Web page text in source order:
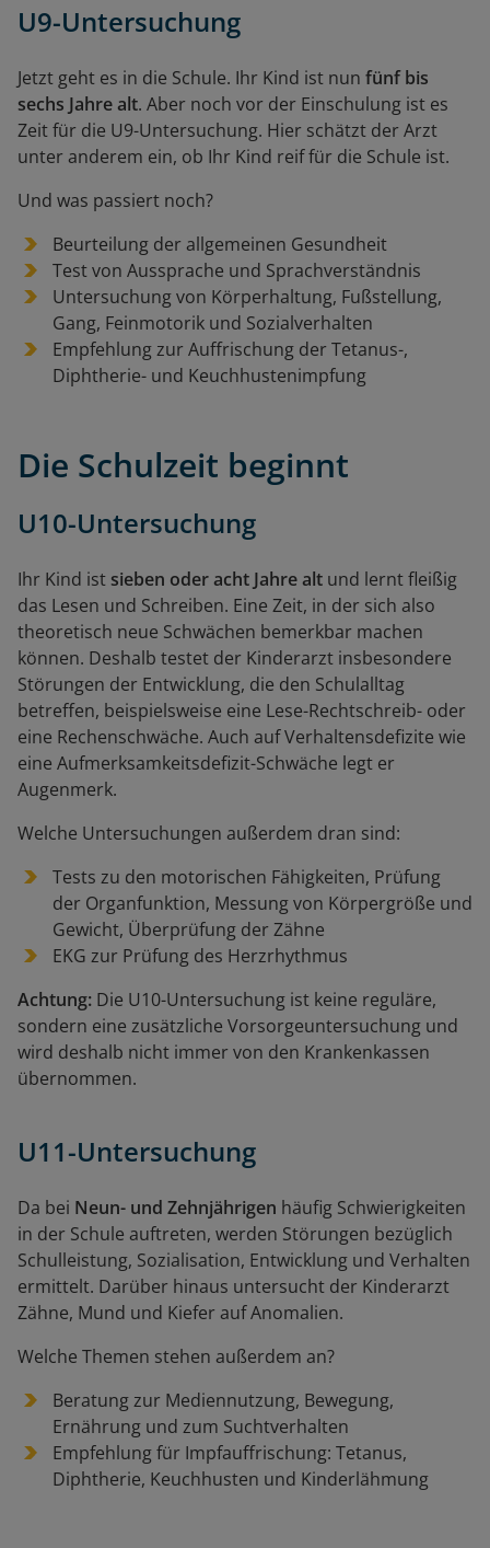
U9-Untersuchung
Jetzt geht es in die Schule. Ihr Kind ist nun fünf bis
sechs Jahre alt. Aber noch vor der Einschulung ist es
Zeit für die U9-Untersuchung. Hier schätzt der Arzt
unter anderem ein, ob Ihr Kind reif für die Schule ist.
Und was passiert noch?
Beurteilung der allgemeinen Gesundheit
Test von Aussprache und Sprachverständnis
Untersuchung von Körperhaltung, Fußstellung,
Gang, Feinmotorik und Sozialverhalten
Empfehlung zur Auffrischung der Tetanus-,
Diphtherie- und Keuchhustenimpfung
Die Schulzeit beginnt
U10-Untersuchung
Ihr Kind ist sieben oder acht Jahre alt und lernt fleißig
das Lesen und Schreiben. Eine Zeit, in der sich also
theoretisch neue Schwächen bemerkbar machen
können. Deshalb testet der Kinderarzt insbesondere
Störungen der Entwicklung, die den Schulalltag
betreffen, beispielsweise eine Lese-Rechtschreib- oder
eine Rechenschwäche. Auch auf Verhaltensdefizite wie
eine Aufmerksamkeitsdefizit-Schwäche legt er
Augenmerk.
Welche Untersuchungen außerdem dran sind:
Tests zu den motorischen Fähigkeiten, Prüfung
der Organfunktion, Messung von Körpergröße und
Gewicht, Überprüfung der Zähne
EKG zur Prüfung des Herzrhythmus
Achtung: Die U10-Untersuchung ist keine reguläre,
sondern eine zusätzliche Vorsorgeuntersuchung und
wird deshalb nicht immer von den Krankenkassen
übernommen.
U11-Untersuchung
Da bei Neun- und Zehnjährigen häufig Schwierigkeiten
in der Schule auftreten, werden Störungen bezüglich
Schulleistung, Sozialisation, Entwicklung und Verhalten
ermittelt. Darüber hinaus untersucht der Kinderarzt
Zähne, Mund und Kiefer auf Anomalien.
Welche Themen stehen außerdem an?
Beratung zur Mediennutzung, Bewegung,
Ernährung und zum Suchtverhalten
Empfehlung für Impfauffrischung: Tetanus,
Diphtherie, Keuchhusten und Kinderlähmung